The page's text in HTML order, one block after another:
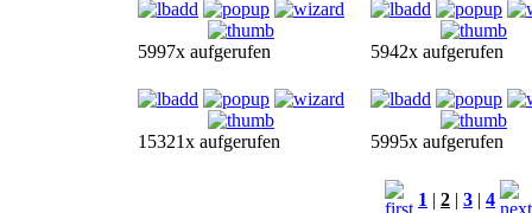
5997x aufgerufen 5942x aufgerufen
15321x aufgerufen 5995x aufgerufen
1 | 2 | 3 | 4